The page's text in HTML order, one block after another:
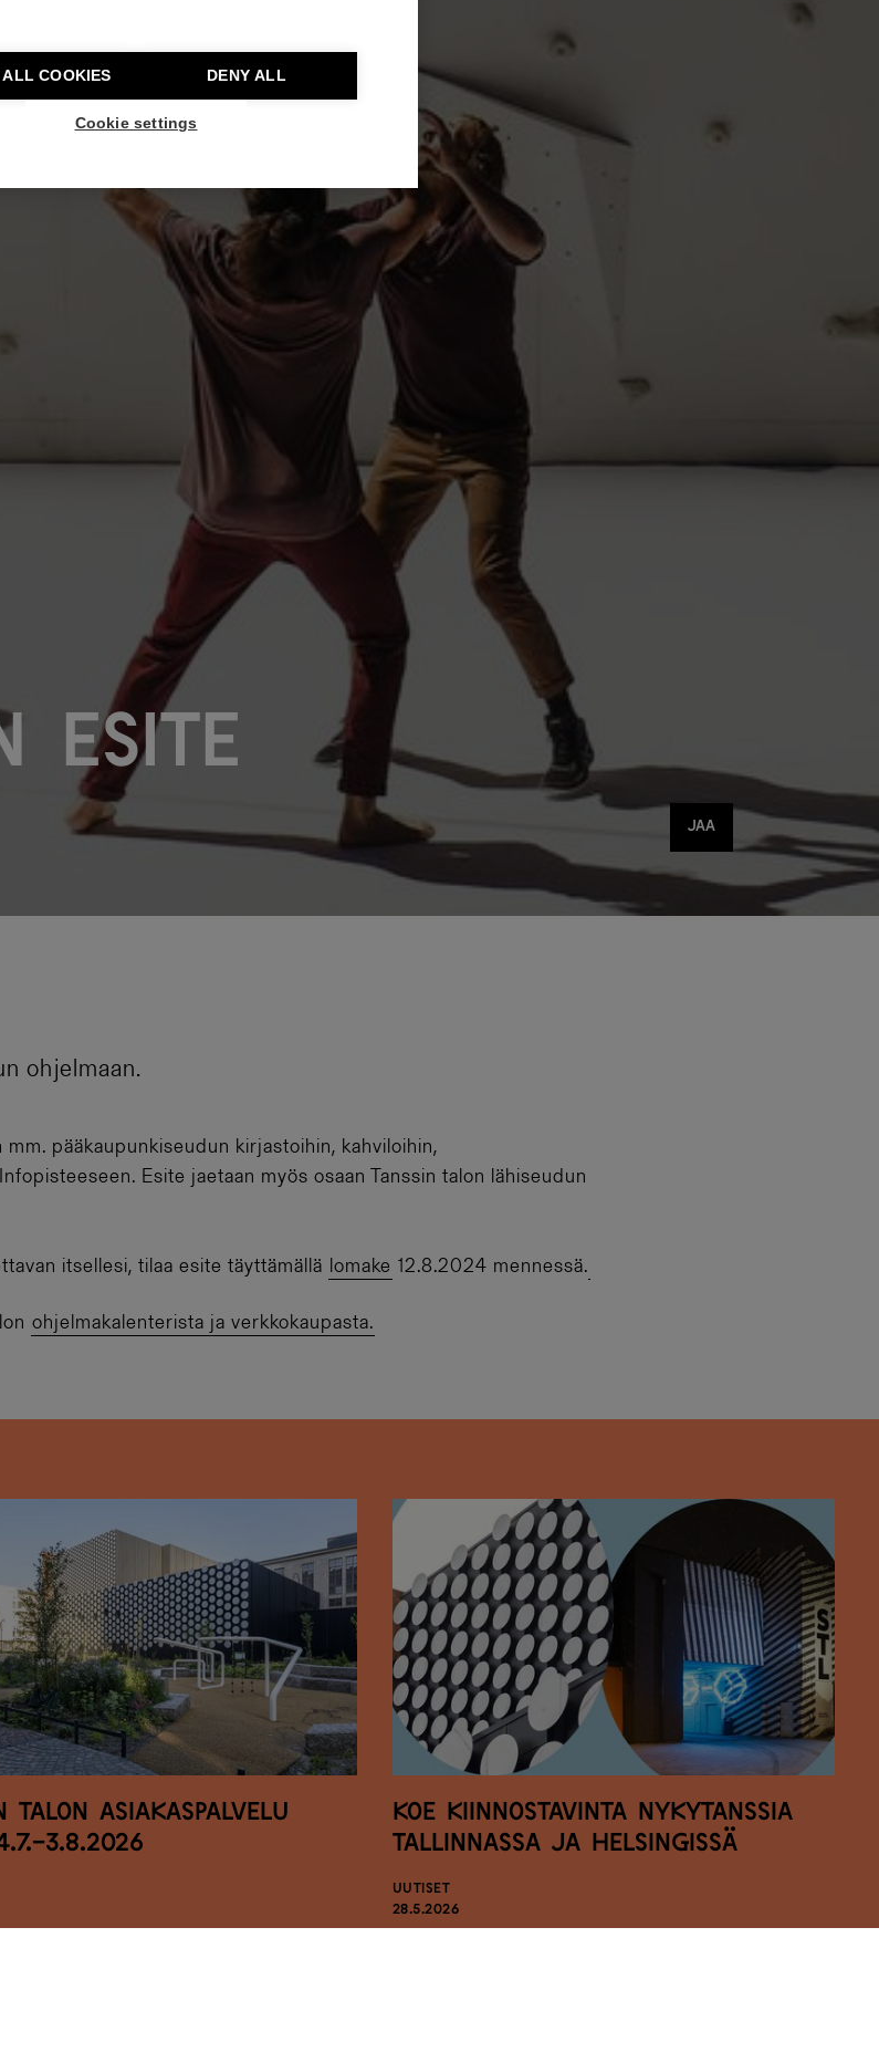
COOKIES DENY ALL
Cookie settings
esite
Jaa
JAA
ohjelmaan.
pääkaupunkiseudun kirjastoihin, kahviloihin,
Esite jaetaan myös osaan Tanssin talon lähiseudun
itsellesi, tilaa esite täyttämällä lomake 12.8.2024 mennessä.
ohjelmakalenterista ja verkkokaupasta.
talon asiakaspalvelu
3.8.2026
Koe kiinnostavinta nykytanssia
Tallinnassa ja Helsingissä
UUTISET
28.5.2026